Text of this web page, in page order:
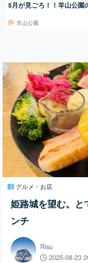
5月が見ごろ！！羊山公園
羊山公園
グルメ・お店
姫路城を望む。と
ンチ
Risu
2025-08-23